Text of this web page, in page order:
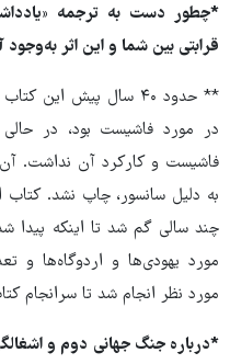
*چطور دست به ترجمه
قرابتی بین شما و این اثر به‌وجود
** حدود ۴۰ سال پیش
در مورد فاشیست بود، در
فاشیست و کارکرد آن نداشت. آن
به دلیل سانسور، چاپ نشد.
چند سالی گم شد تا اینکه پیدا
مورد یهودی‌ها و اردوگاه‌ها و
مورد نظر انجام شد تا سرانجام
*درباره جنگ جهانی دوم و